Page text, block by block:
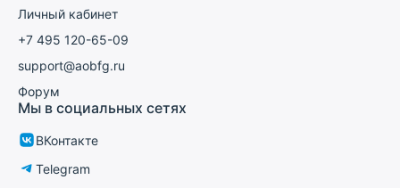
Личный кабинет
+7 495 120-65-09
support@aobfg.ru
Форум
Мы в социальных сетях
ВКонтакте
Telegram